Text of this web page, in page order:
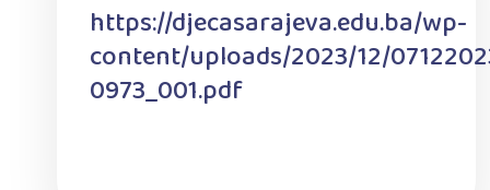
https://djecasarajeva.edu.ba/wp-
content/uploads/2023/12/
0973_001.pdf